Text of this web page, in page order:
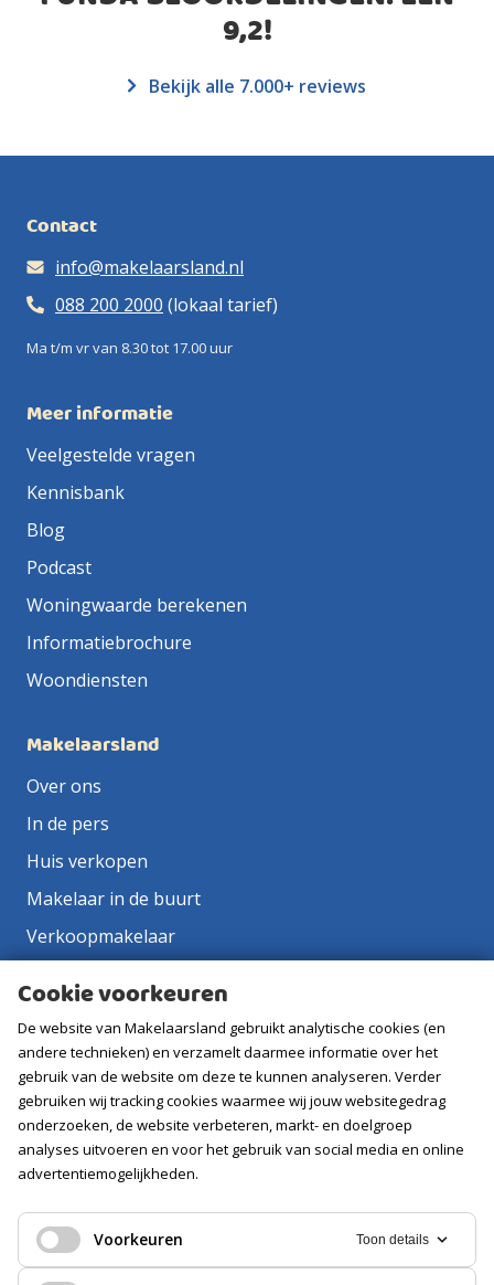
9,2!
Bekijk alle 7.000+ reviews
Contact
info@makelaarsland.nl
088 200 2000 (lokaal tarief)
Ma t/m vr van 8.30 tot 17.00 uur
Meer informatie
Veelgestelde vragen
Kennisbank
Blog
Podcast
Woningwaarde berekenen
Informatiebrochure
Woondiensten
Makelaarsland
Over ons
In de pers
Huis verkopen
Makelaar in de buurt
Verkoopmakelaar
Vacatures
Volg ons
Cookie voorkeuren
De website van Makelaarsland gebruikt analytische cookies (en
andere technieken) en verzamelt daarmee informatie over het
gebruik van de website om deze te kunnen analyseren. Verder
gebruiken wij tracking cookies waarmee wij jouw websitegedrag
onderzoeken, de website verbeteren, markt- en doelgroep
analyses uitvoeren en voor het gebruik van social media en online
advertentiemogelijkheden.
Voorkeuren Toon details